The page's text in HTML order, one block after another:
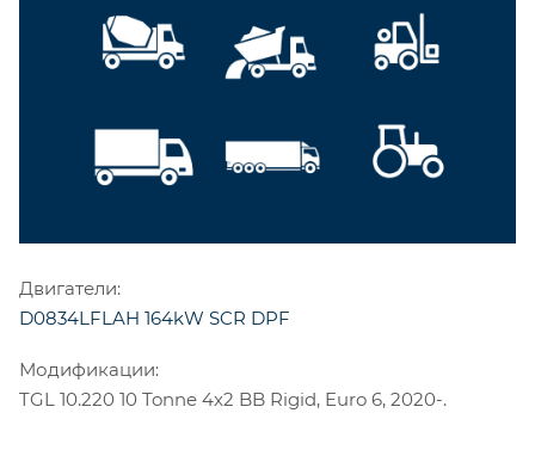
Двигатели:
D0834LFLAH 164kW SCR DPF
Модификации:
TGL 10.220 10 Tonne 4x2 BB Rigid, Euro 6, 2020-.